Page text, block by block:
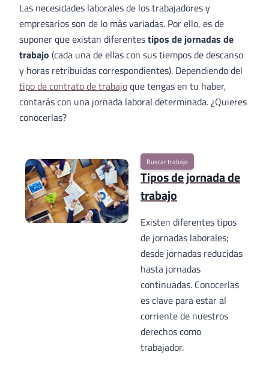
Las necesidades laborales de los trabajadores y
empresarios son de lo más variadas. Por ello, es de
suponer que existan diferentestipos de jornadas de
trabajo (cada una de ellas con sus tiempos de descanso
y horas retribuidas correspondientes). Dependiendo del
tipo de contrato de trabajoque tengas en tu haber,
contarás con una jornada laboral determinada. ¿Quieres
conocerlas?
Buscar trabajo
Tipos de jornada de
trabajo
Existen diferentes tipos
de jornadas laborales;
desde jornadas reducidas
hasta jornadas
continuadas. Conocerlas
es clave para estar al
corriente de nuestros
derechos como
trabajador.